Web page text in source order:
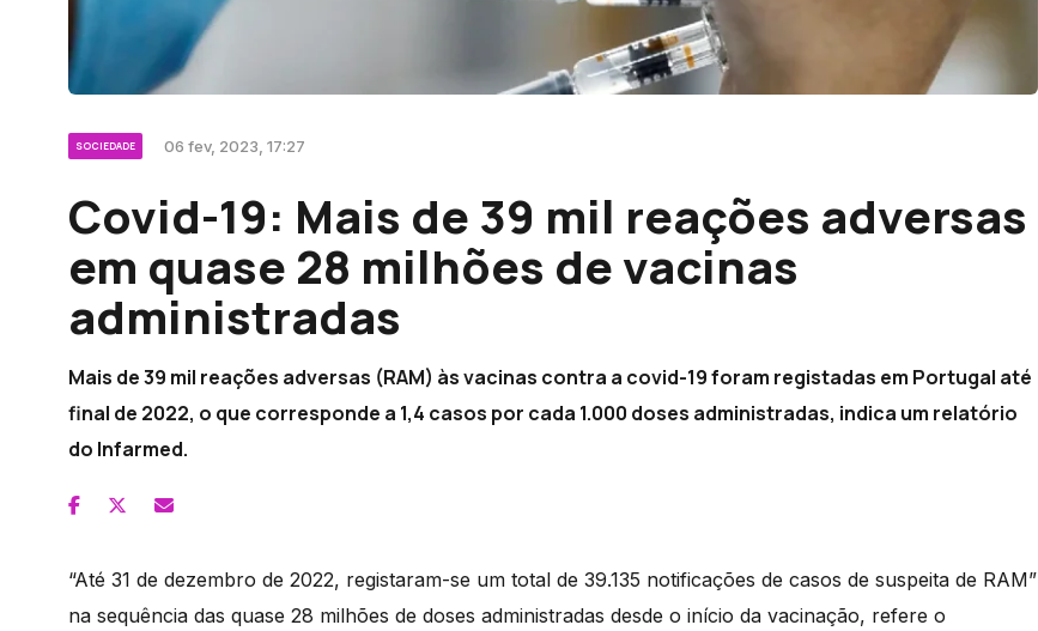
SOCIEDADE 06 fev, 2023, 17:27
Covid-19: Mais de 39 mil reações adversas
em quase 28 milhões de vacinas
administradas
Mais de 39 mil reações adversas (RAM) às vacinas contra a covid-19 foram registadas em Portugal até
final de 2022, o que corresponde a 1,4 casos por cada 1.000 doses administradas, indica um relatório
do Infarmed.
“Até 31 de dezembro de 2022, registaram-se um total de 39.135 notificações de casos de suspeita de RAM”
na sequência das quase 28 milhões de doses administradas desde o início da vacinação, refere o